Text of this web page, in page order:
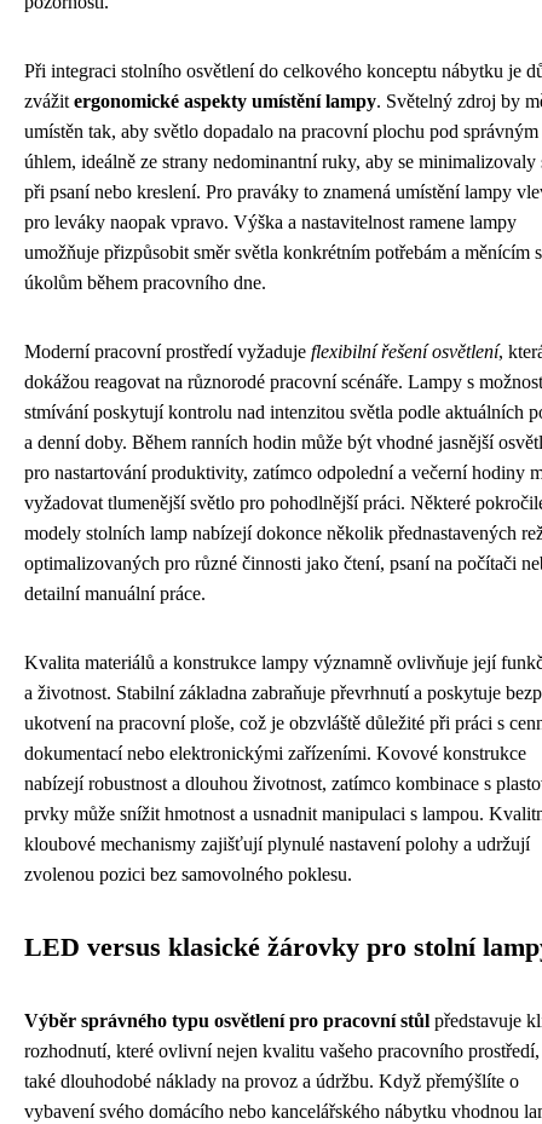
Při integraci stolního osvětlení do celkového konceptu nábytku je
zvážit ergonomické aspekty umístění lampy. Světelný zdroj by
umístěn tak, aby světlo dopadalo na pracovní plochu pod správným
úhlem, ideálně ze strany nedominantní ruky, aby se minimalizovaly
při psaní nebo kreslení. Pro praváky to znamená umístění lampy
pro leváky naopak vpravo. Výška a nastavitelnost ramene lampy
umožňuje přizpůsobit směr světla konkrétním potřebám a měnícím
úkolům během pracovního dne.
Moderní pracovní prostředí vyžaduje flexibilní řešení osvětlení,
dokážou reagovat na různorodé pracovní scénáře. Lampy s
stmívání poskytují kontrolu nad intenzitou světla podle aktuálních
a denní doby. Během ranních hodin může být vhodné jasnější
pro nastartování produktivity, zatímco odpolední a večerní hodiny
vyžadovat tlumenější světlo pro pohodlnější práci. Některé
modely stolních lamp nabízejí dokonce několik přednastavených
optimalizovaných pro různé činnosti jako čtení, psaní na počítači
detailní manuální práce.
Kvalita materiálů a konstrukce lampy významně ovlivňuje její
a životnost. Stabilní základna zabraňuje převrhnutí a poskytuje
ukotvení na pracovní ploše, což je obzvláště důležité při práci s
dokumentací nebo elektronickými zařízeními. Kovové konstrukce
nabízejí robustnost a dlouhou životnost, zatímco kombinace s
prvky může snížit hmotnost a usnadnit manipulaci s lampou.
kloubové mechanismy zajišťují plynulé nastavení polohy a udržují
zvolenou pozici bez samovolného poklesu.
LED versus klasické žárovky pro stolní
Výběr správného typu osvětlení pro pracovní stůl představuje
rozhodnutí, které ovlivní nejen kvalitu vašeho pracovního prostředí,
také dlouhodobé náklady na provoz a údržbu. Když přemýšlíte o
vybavení svého domácího nebo kancelářského nábytku vhodnou